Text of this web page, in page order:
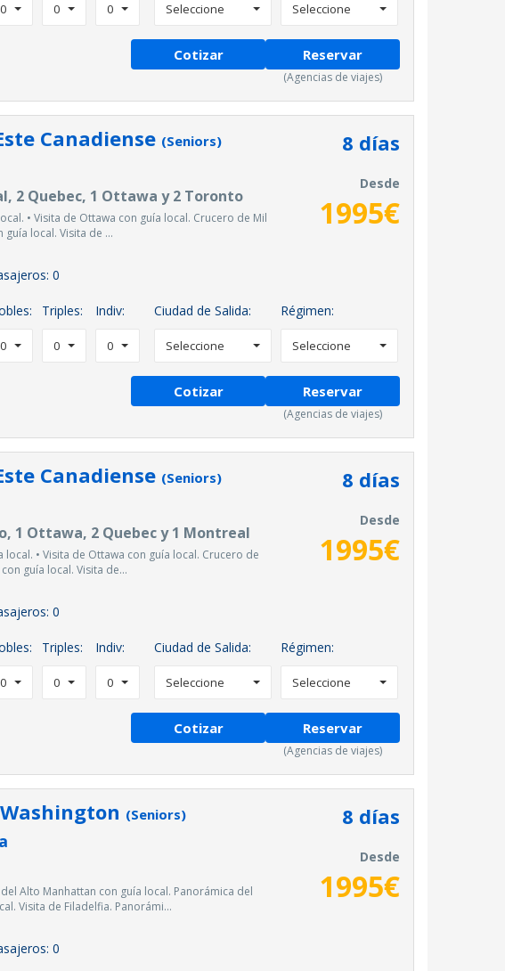
0 0 0 Seleccione Seleccione
Cotizar Reservar
(Agencias de viajes)
Canadiense (Seniors)
2 Quebec, 1 Ottawa y 2 Toronto
• Visita de Ottawa con guía local. Crucero de Mil
guía local. Visita de ...
8 días
Desde
1995€
0
0
Triples:
0
Indiv:
0
Ciudad de Salida:
Seleccione
Régimen:
Seleccione
Cotizar Reservar
(Agencias de viajes)
Canadiense (Seniors)
1 Ottawa, 2 Quebec y 1 Montreal
• Visita de Ottawa con guía local. Crucero de
guía local. Visita de...
8 días
Desde
1995€
0
0
Triples:
0
Indiv:
0
Ciudad de Salida:
Seleccione
Régimen:
Seleccione
Cotizar Reservar
(Agencias de viajes)
(Seniors)
Alto Manhattan con guía local. Panorámica del
Visita de Filadelfia. Panorámi...
8 días
Desde
1995€
0